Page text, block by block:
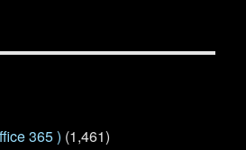
365 ) (1,461)